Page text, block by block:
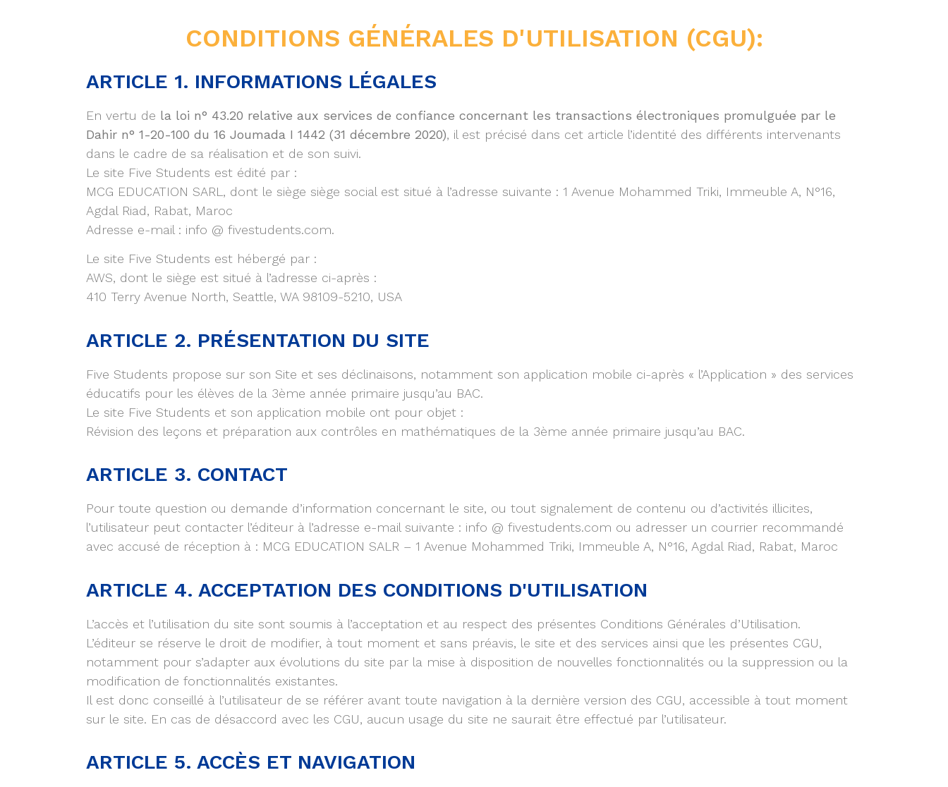
CONDITIONS GÉNÉRALES D'UTILISATION (CGU):
ARTICLE 1. INFORMATIONS LÉGALES
En vertu de la loi n° 43.20 relative aux services de confiance concernant les transactions électroniques promulguée par le
Dahir n° 1-20-100 du 16 Joumada I 1442 (31 décembre 2020), il est précisé dans cet article l’identité des différents intervenants
dans le cadre de sa réalisation et de son suivi.
Le site Five Students est édité par :
MCG EDUCATION SARL, dont le siège siège social est situé à l’adresse suivante : 1 Avenue Mohammed Triki, Immeuble A, N°16,
Agdal Riad, Rabat, Maroc
Adresse e-mail : info @ fivestudents.com.
Le site Five Students est hébergé par :
AWS, dont le siège est situé à l’adresse ci-après :
410 Terry Avenue North, Seattle, WA 98109-5210, USA
ARTICLE 2. PRÉSENTATION DU SITE
Five Students propose sur son Site et ses déclinaisons, notamment son application mobile ci-après « l’Application » des services
éducatifs pour les élèves de la 3ème année primaire jusqu’au BAC.
Le site Five Students et son application mobile ont pour objet :
Révision des leçons et préparation aux contrôles en mathématiques de la 3ème année primaire jusqu’au BAC.
ARTICLE 3. CONTACT
Pour toute question ou demande d’information concernant le site, ou tout signalement de contenu ou d’activités illicites,
l’utilisateur peut contacter l’éditeur à l’adresse e-mail suivante : info @ fivestudents.com ou adresser un courrier recommandé
avec accusé de réception à : MCG EDUCATION SALR – 1 Avenue Mohammed Triki, Immeuble A, N°16, Agdal Riad, Rabat, Maroc
ARTICLE 4. ACCEPTATION DES CONDITIONS D'UTILISATION
L’accès et l’utilisation du site sont soumis à l’acceptation et au respect des présentes Conditions Générales d’Utilisation.
L’éditeur se réserve le droit de modifier, à tout moment et sans préavis, le site et des services ainsi que les présentes CGU,
notamment pour s’adapter aux évolutions du site par la mise à disposition de nouvelles fonctionnalités ou la suppression ou la
modification de fonctionnalités existantes.
Il est donc conseillé à l’utilisateur de se référer avant toute navigation à la dernière version des CGU, accessible à tout moment
sur le site. En cas de désaccord avec les CGU, aucun usage du site ne saurait être effectué par l’utilisateur.
ARTICLE 5. ACCÈS ET NAVIGATION